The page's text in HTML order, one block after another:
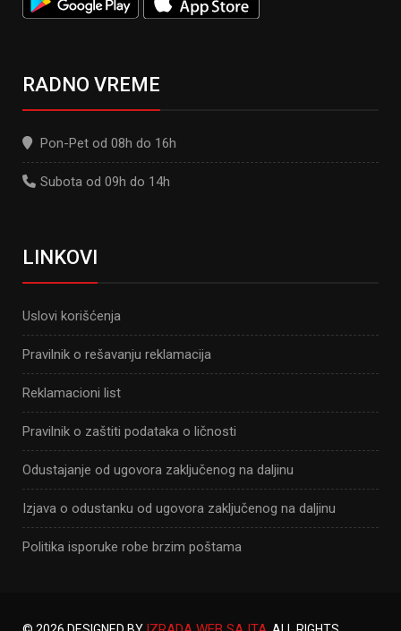
RADNO VREME
Pon-Pet od 08h do 16h
Subota od 09h do 14h
LINKOVI
Uslovi korišćenja
Pravilnik o rešavanju reklamacija
Reklamacioni list
Pravilnik o zaštiti podataka o ličnosti
Odustajanje od ugovora zaključenog na daljinu
Izjava o odustanku od ugovora zaključenog na daljinu
Politika isporuke robe brzim poštama